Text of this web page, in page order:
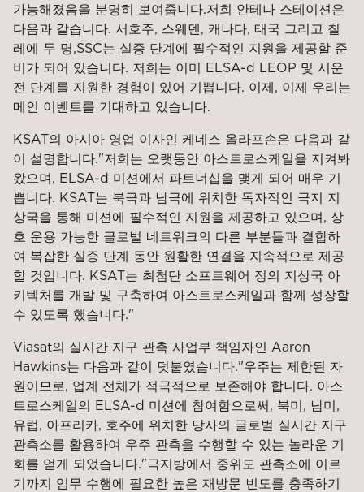
가능해졌음을 분명히 보여줍니다.저희 안테나 스테이션은
다음과 같습니다. 서호주, 스웨덴, 캐나다, 태국 그리고 칠
레에 두 명,SSC는 실증 단계에 필수적인 지원을 제공할 준
비가 되어 있습니다. 저희는 이미 ELSA-d LEOP 및 시운
전 단계를 지원한 경험이 있어 기쁩니다. 이제, 이제 우리는
메인 이벤트를 기대하고 있습니다.
KSAT의 아시아 영업 이사인 케네스 올라프손은 다음과 같
이 설명합니다."저희는 오랫동안 아스트로스케일을 지켜봐
왔으며, ELSA-d 미션에서 파트너십을 맺게 되어 매우 기
쁩니다. KSAT는 북극과 남극에 위치한 독자적인 극지 지
상국을 통해 미션에 필수적인 지원을 제공하고 있으며, 상
호 운용 가능한 글로벌 네트워크의 다른 부분들과 결합하
여 복잡한 실증 단계 동안 원활한 연결을 지속적으로 제공
할 것입니다. KSAT는 최첨단 소프트웨어 정의 지상국 아
키텍처를 개발 및 구축하여 아스트로스케일과 함께 성장할
수 있도록 했습니다."
Viasat의 실시간 지구 관측 사업부 책임자인 Aaron
Hawkins는 다음과 같이 덧붙였습니다."우주는 제한된 자
원이므로, 업계 전체가 적극적으로 보존해야 합니다. 아스
트로스케일의 ELSA-d 미션에 참여함으로써, 북미, 남미,
유럽, 아프리카, 호주에 위치한 당사의 글로벌 실시간 지구
관측소를 활용하여 우주 관측을 수행할 수 있는 놀라운 기
회를 얻게 되었습니다."극지방에서 중위도 관측소에 이르
기까지 임무 수행에 필요한 높은 재방문 빈도를 충족하기